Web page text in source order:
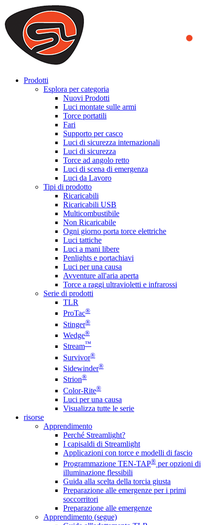
We use cookies to ensure that we provide you the best experience
on our website. By continuing to browse this website, you accept
that cookies are used to help us analyze how the website is used and
to offer you a better experience. To learn more or to find out how
you can disable cookies, you can access our
Prodotti
Esplora per categoria
Nuovi Prodotti
Luci montate sulle armi
Torce portatili
Fari
Supporto per casco
Luci di sicurezza internazionali
Luci di sicurezza
Torce ad angolo retto
Luci di scena di emergenza
Luci da Lavoro
Tipi di prodotto
Ricaricabili
Ricaricabili USB
Multicombustibile
Non Ricaricabile
Ogni giorno porta torce elettriche
Luci tattiche
Luci a mani libere
Penlights e portachiavi
Luci per una causa
Avventure all'aria aperta
Torce a raggi ultravioletti e infrarossi
Serie di prodotti
TLR
ProTac®
Stinger®
Wedge®
Stream™
Survivor®
Sidewinder®
Strion®
Color-Rite®
Luci per una causa
Visualizza tutte le serie
risorse
Apprendimento
Perché Streamlight?
I capisaldi di Streamlight
Applicazioni con torce e modelli di fascio
Programmazione TEN-TAP® per opzioni di
illuminazione flessibili
Guida alla scelta della torcia giusta
Preparazione alle emergenze per i primi
soccorritori
Preparazione alle emergenze
Apprendimento (segue)